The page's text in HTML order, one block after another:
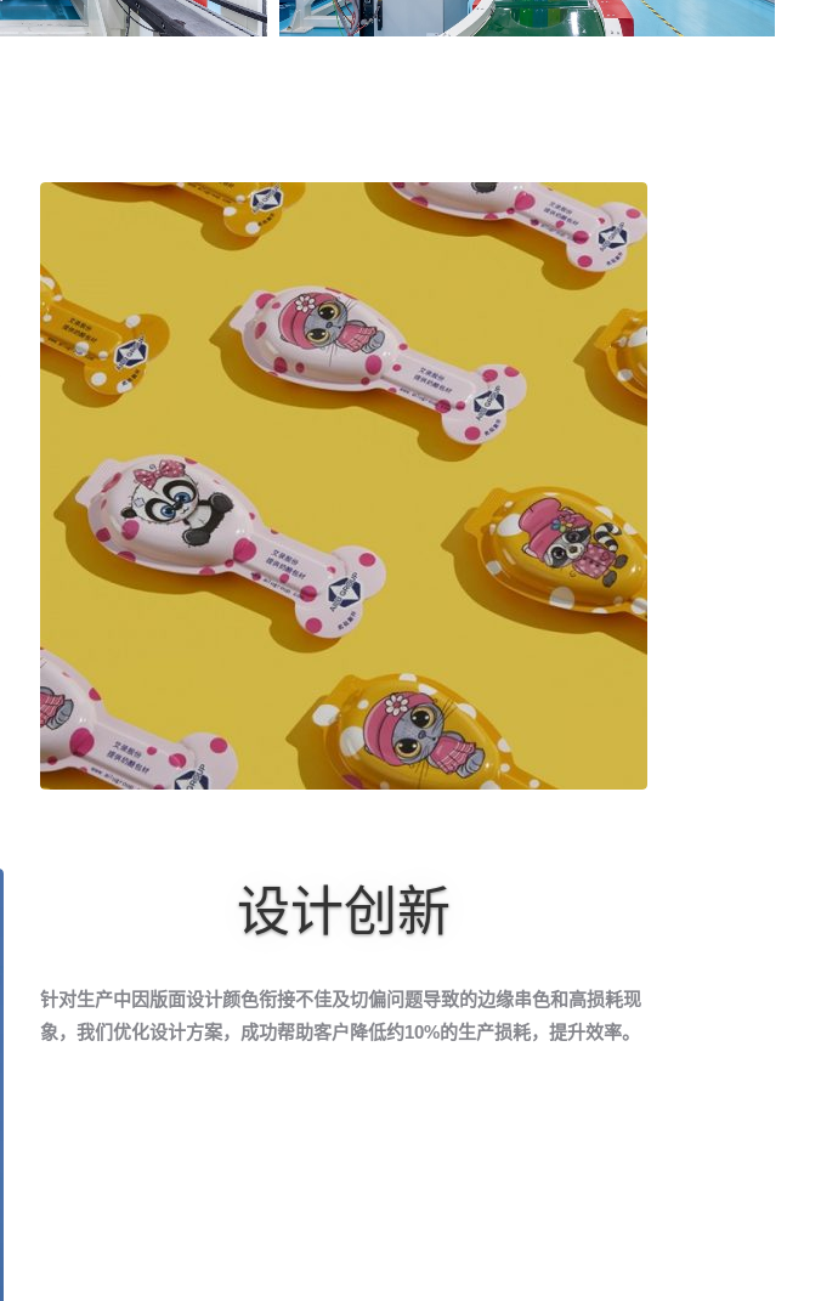
设计创新
针对生产中因版面设计颜色衔接不佳及切偏问题导致的边缘串色和高损耗现
象，我们优化设计方案，成功帮助客户降低约10%的生产损耗，提升效率。